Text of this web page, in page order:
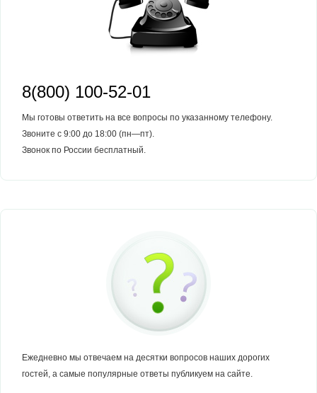
8(800) 100-52-01
Мы готовы ответить на все вопросы по указанному телефону.
Звоните с 9:00 до 18:00 (пн—пт).
Звонок по России бесплатный.
Ежедневно мы отвечаем на десятки вопросов наших дорогих
гостей, а самые популярные ответы публикуем на сайте.